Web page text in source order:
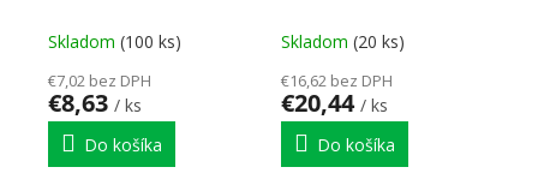
Skladom (100 ks)
€7,02 bez DPH
€8,63 / ks
Do košíka
Skladom (20 ks)
€16,62 bez DPH
€20,44 / ks
Do košíka